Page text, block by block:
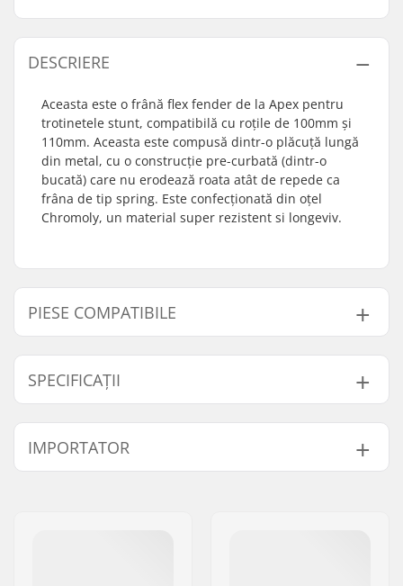
DESCRIERE
Aceasta este o frână flex fender de la Apex pentru
trotinetele stunt, compatibilă cu roțile de 100mm și
110mm. Aceasta este compusă dintr-o plăcuță lungă
din metal, cu o construcție pre-curbată (dintr-o
bucată) care nu erodează roata atât de repede ca
frâna de tip spring. Este confecționată din oțel
Chromoly, un material super rezistent si longeviv.
PIESE COMPATIBILE
Găsește produse compatibile cu Apex Deck Frână
Trotinetă Freestyle:
SPECIFICAȚII
Diametru Roți:
100mm, 110mm
Material:
Frână tip:
Frână Flex Fender
IMPORTATOR